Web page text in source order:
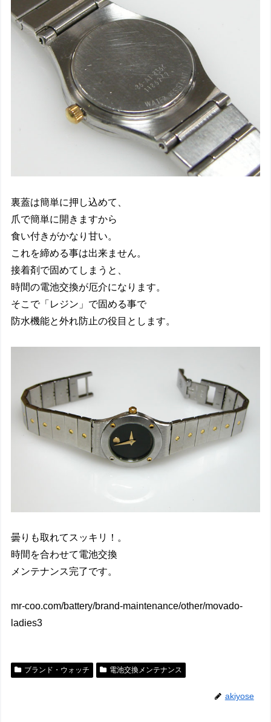
裏蓋は簡単に押し込めて、
爪で簡単に開きますから
食い付きがかなり甘い。
これを締める事は出来ません。
接着剤で固めてしまうと、
時間の電池交換が厄介になります。
そこで「レジン」で固める事で
防水機能と外れ防止の役目とします。
曇りも取れてスッキリ！。
時間を合わせて電池交換
メンテナンス完了です。
mr-coo.com/battery/brand-maintenance/other/movado-
ladies3
ブランド・ウォッチ 電池交換メンテナンス
akiyose